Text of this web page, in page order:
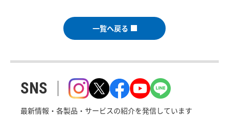
一覧へ戻る
SNS
最新情報・各製品・サービスの紹介を発信しています